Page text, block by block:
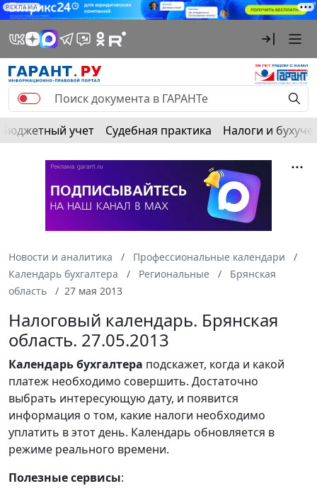
РЕКЛАМА
Бюджетный учет Судебная практика Налоги и
Новости и аналитика
Профессиональные календари
Календарь бухгалтера
Региональные
Брянская
область
27 мая 2013
Налоговый календарь. Брянская
область. 27.05.2013
Календарьбухгалтера подскажет, когда и какой
платеж необходимо совершить. Достаточно
выбрать интересующую дату, и появится
информация о том, какие налоги необходимо
уплатить в этот день. Календарь обновляется в
режиме реального времени.
Полезные сервисы: